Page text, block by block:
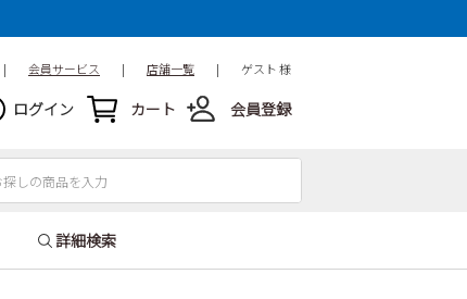
| 会員サービス | 店舗一覧 | ゲスト 様
ログイン カート 会員登録
詳細検索
21.5cm 22cm
22.5cm
25cm
25.5cm
28cm
28.5cm
32cm